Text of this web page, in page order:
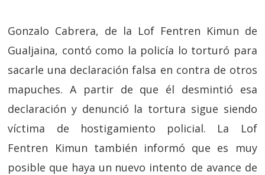
Gonzalo Cabrera, de la Lof Fentren Kimun de
Gualjaina, contó como la policía lo torturó para
sacarle una declaración falsa en contra de otros
mapuches. A partir de que él desmintió esa
declaración y denunció la tortura sigue siendo
víctima de hostigamiento policial. La Lof
Fentren Kimun también informó que es muy
posible que haya un nuevo intento de avance de